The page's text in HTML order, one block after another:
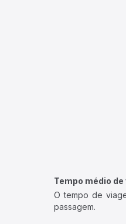
Tempo médio de
O tempo de
passagem.